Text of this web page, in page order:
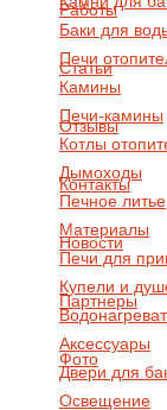
Работы
Статьи
Отзывы
Контакты
Новости
Партнеры
Фото
Баки для
Печи
Камины
Печи-камины
Котлы
Дымоходы
Печное литье
Материалы
Печи для
Купели и
Аксессуары
Двери для
Освещение